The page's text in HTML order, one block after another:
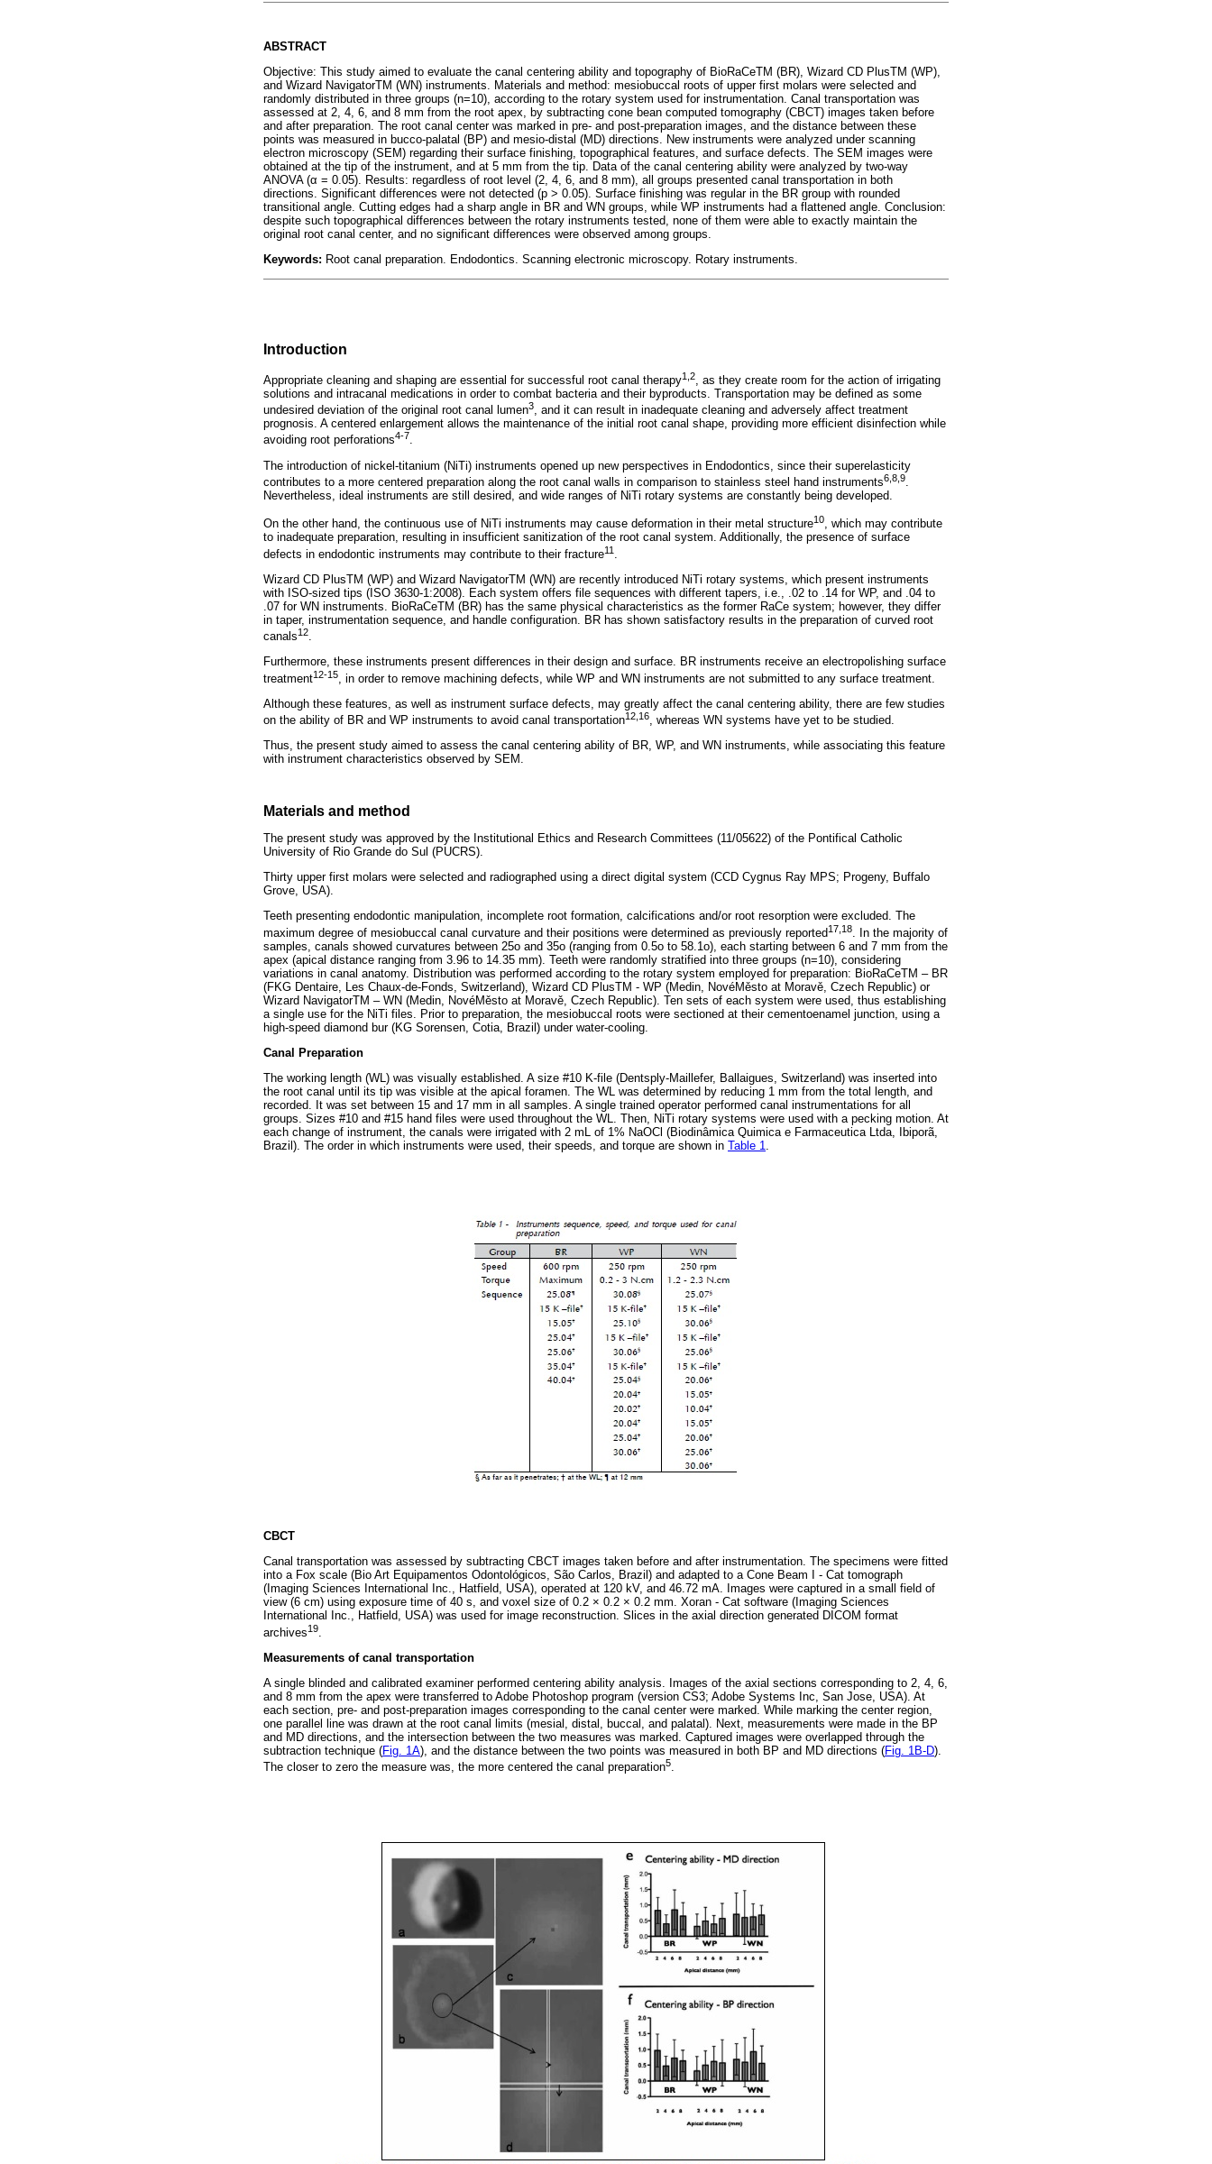
ABSTRACT
Objective: This study aimed to evaluate the canal centering ability and topography of BioRaCeTM (BR), Wizard CD PlusTM (WP),
and Wizard NavigatorTM (WN) instruments. Materials and method: mesiobuccal roots of upper first molars were selected and
randomly distributed in three groups (n=10), according to the rotary system used for instrumentation. Canal transportation was
assessed at 2, 4, 6, and 8 mm from the root apex, by subtracting cone bean computed tomography (CBCT) images taken before
and after preparation. The root canal center was marked in pre- and post-preparation images, and the distance between these
points was measured in bucco-palatal (BP) and mesio-distal (MD) directions. New instruments were analyzed under scanning
electron microscopy (SEM) regarding their surface finishing, topographical features, and surface defects. The SEM images were
obtained at the tip of the instrument, and at 5 mm from the tip. Data of the canal centering ability were analyzed by two-way
ANOVA (α = 0.05). Results: regardless of root level (2, 4, 6, and 8 mm), all groups presented canal transportation in both
directions. Significant differences were not detected (p > 0.05). Surface finishing was regular in the BR group with rounded
transitional angle. Cutting edges had a sharp angle in BR and WN groups, while WP instruments had a flattened angle. Conclusion:
despite such topographical differences between the rotary instruments tested, none of them were able to exactly maintain the
original root canal center, and no significant differences were observed among groups.
Keywords: Root canal preparation. Endodontics. Scanning electronic microscopy. Rotary instruments.
Introduction
Appropriate cleaning and shaping are essential for successful root canal therapy1,2
, as they create room for the action of irrigating
solutions and intracanal medications in order to combat bacteria and their byproducts. Transportation may be defined as some
undesired deviation of the original root canal lumen3, and it can result in inadequate cleaning and adversely affect treatment
prognosis. A centered enlargement allows the maintenance of the initial root canal shape, providing more efficient disinfection while
avoiding root perforations4-7.
The introduction of nickel-titanium (NiTi) instruments opened up new perspectives in Endodontics, since their superelasticity
contributes to a more centered preparation along the root canal walls in comparison to stainless steel hand instruments6,8,9
Nevertheless, ideal instruments are still desired, and wide ranges of NiTi rotary systems are constantly being developed.
On the other hand, the continuous use of NiTi instruments may cause deformation in their metal structure10, which may contribute
to inadequate preparation, resulting in insufficient sanitization of the root canal system. Additionally, the presence of surface
defects in endodontic instruments may contribute to their fracture11
Wizard CD PlusTM (WP) and Wizard NavigatorTM (WN) are recently introduced NiTi rotary systems, which present instruments
with ISO-sized tips (ISO 3630-1:2008). Each system offers file sequences with different tapers, i.e., .02 to .14 for WP, and .04 to
.07 for WN instruments. BioRaCeTM (BR) has the same physical characteristics as the former RaCe system; however, they differ
in taper, instrumentation sequence, and handle configuration. BR has shown satisfactory results in the preparation of curved root
canals12.
Furthermore, these instruments present differences in their design and surface. BR instruments receive an electropolishing surface
treatment12-15
, in order to remove machining defects, while WP and WN instruments are not submitted to any surface treatment.
Although these features, as well as instrument surface defects, may greatly affect the canal centering ability, there are few studies
on the ability of BR and WP instruments to avoid canal transportation12,16, whereas WN systems have yet to be studied.
Thus, the present study aimed to assess the canal centering ability of BR, WP, and WN instruments, while associating this feature
with instrument characteristics observed by SEM.
Materials and method
The present study was approved by the Institutional Ethics and Research Committees (11/05622) of the Pontifical Catholic
University of Rio Grande do Sul (PUCRS).
Thirty upper first molars were selected and radiographed using a direct digital system (CCD Cygnus Ray MPS; Progeny, Buffalo
Grove, USA).
Teeth presenting endodontic manipulation, incomplete root formation, calcifications and/or root resorption were excluded. The
maximum degree of mesiobuccal canal curvature and their positions were determined as previously reported17,18
. In the majority of
samples, canals showed curvatures between 25o and 35o (ranging from 0.5o to 58.1o), each starting between 6 and 7 mm from the
apex (apical distance ranging from 3.96 to 14.35 mm). Teeth were randomly stratified into three groups (n=10), considering
variations in canal anatomy. Distribution was performed according to the rotary system employed for preparation: BioRaCeTM – BR
(FKG Dentaire, Les Chaux-de-Fonds, Switzerland), Wizard CD PlusTM - WP (Medin, NovéMěsto at Moravě, Czech Republic) or
Wizard NavigatorTM – WN (Medin, NovéMěsto at Moravě, Czech Republic). Ten sets of each system were used, thus establishing
a single use for the NiTi files. Prior to preparation, the mesiobuccal roots were sectioned at their cementoenamel junction, using a
high-speed diamond bur (KG Sorensen, Cotia, Brazil) under water-cooling.
Canal Preparation
The working length (WL) was visually established. A size #10 K-file (Dentsply-Maillefer, Ballaigues, Switzerland) was inserted into
the root canal until its tip was visible at the apical foramen. The WL was determined by reducing 1 mm from the total length, and
recorded. It was set between 15 and 17 mm in all samples. A single trained operator performed canal instrumentations for all
groups. Sizes #10 and #15 hand files were used throughout the WL. Then, NiTi rotary systems were used with a pecking motion. At
each change of instrument, the canals were irrigated with 2 mL of 1% NaOCl (Biodinâmica Quimica e Farmaceutica Ltda, Ibiporã,
Brazil). The order in which instruments were used, their speeds, and torque are shown in Table 1.
CBCT
Canal transportation was assessed by subtracting CBCT images taken before and after instrumentation. The specimens were fitted
into a Fox scale (Bio Art Equipamentos Odontológicos, São Carlos, Brazil) and adapted to a Cone Beam I - Cat tomograph
(Imaging Sciences International Inc., Hatfield, USA), operated at 120 kV, and 46.72 mA. Images were captured in a small field of
view (6 cm) using exposure time of 40 s, and voxel size of 0.2 × 0.2 × 0.2 mm. Xoran - Cat software (Imaging Sciences
International Inc., Hatfield, USA) was used for image reconstruction. Slices in the axial direction generated DICOM format
archives19
Measurements of canal transportation
A single blinded and calibrated examiner performed centering ability analysis. Images of the axial sections corresponding to 2, 4, 6,
and 8 mm from the apex were transferred to Adobe Photoshop program (version CS3; Adobe Systems Inc, San Jose, USA). At
each section, pre- and post-preparation images corresponding to the canal center were marked. While marking the center region,
one parallel line was drawn at the root canal limits (mesial, distal, buccal, and palatal). Next, measurements were made in the BP
and MD directions, and the intersection between the two measures was marked. Captured images were overlapped through the
subtraction technique (Fig. 1A), and the distance between the two points was measured in both BP and MD directions (Fig. 1B-D).
The closer to zero the measure was, the more centered the canal preparation5.